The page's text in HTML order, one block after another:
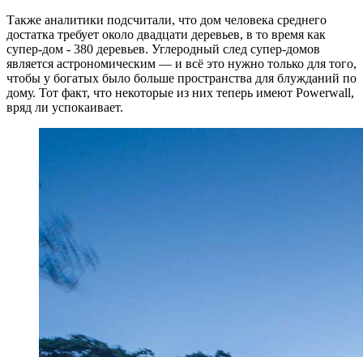
Также аналитики подсчитали, что дом человека среднего
достатка требует около двадцати деревьев, в то время как
супер-дом - 380 деревьев. Углеродный след супер-домов
является астрономическим — и всё это нужно только для того,
чтобы у богатых было больше пространства для блужданий по
дому. Тот факт, что некоторые из них теперь имеют Powerwall,
вряд ли успокаивает.